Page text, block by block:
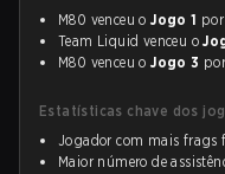
M80 venceu oJogo 1 por
Team Liquid venceu o
M80 venceu oJogo 3 por
Estatísticas chave dos
Jogador com mais frags
Maior número de